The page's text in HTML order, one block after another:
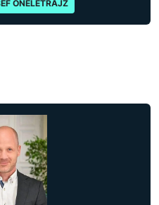
ÖNÉLETRAJZ